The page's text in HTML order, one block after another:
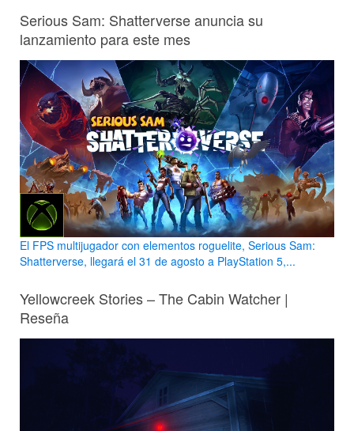
Serious Sam: Shatterverse anuncia su
lanzamiento para este mes
El FPS multijugador con elementos roguelite, Serious Sam:
Shatterverse, llegará el 31 de agosto a PlayStation 5,...
Yellowcreek Stories – The Cabin Watcher |
Reseña